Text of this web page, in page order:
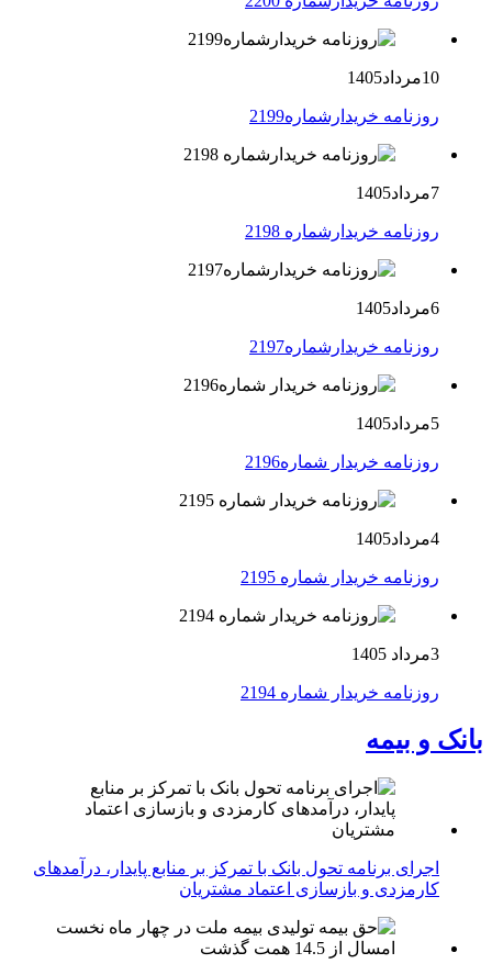
10مرداد1405
روزنامه خریدارشماره2199
7مرداد1405
روزنامه خریدارشماره 2198
6مرداد1405
روزنامه خریدارشماره2197
5مرداد1405
روزنامه خریدار شماره2196
4مرداد1405
روزنامه خریدار شماره 2195
3مرداد 1405
روزنامه خریدار شماره 2194
بانک و بیمه
اجرای برنامه تحول بانک با تمرکز بر منابع پایدار، درآمدهای
کارمزدی و بازسازی اعتماد مشتریان